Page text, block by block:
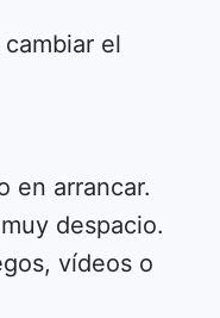
el
en arrancar.
despacio.
vídeos o